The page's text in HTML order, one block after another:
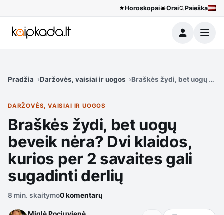
Horoskopai Orai Paieška
Meniu
Pradžia Daržovės, vaisiai ir uogos Braškės žydi, bet uogų
DARŽOVĖS, VAISIAI IR UOGOS
Braškės žydi, bet uogų
beveik nėra? Dvi klaidos,
kurios per 2 savaites gali
sugadinti derlių
8 min. skaitymo0 komentarų